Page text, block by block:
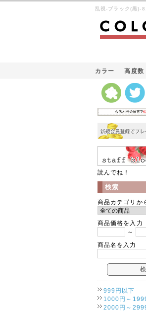
乱視-ブラック(黒)-
カラー 高度数
Kパケッ
読んでね！
検索
商品カテゴリか
商品価格を入力
～
商品名を入力
999円以下
1000円～
2000円～